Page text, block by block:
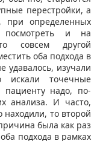
перестройки, а
при определенных
посмотреть и на
совсем другой
оба подхода в
удавалось, изучали
искали точечные
надо, по-
анализа. И часто,
находили, то второй
была как раз
подхода в рамках